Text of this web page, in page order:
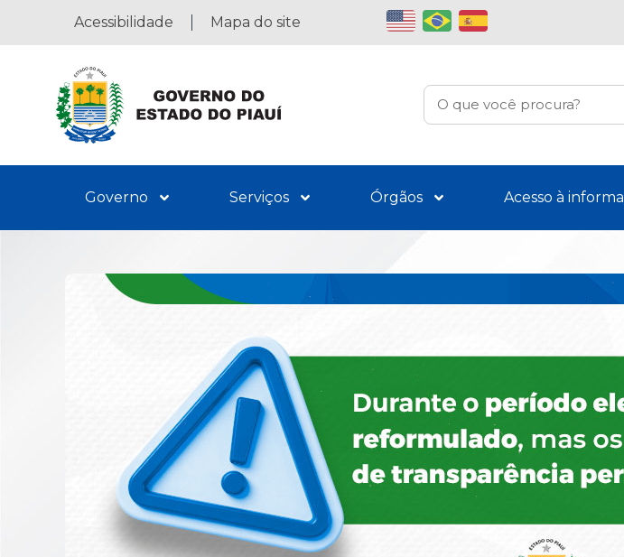
Acessibilidade Mapa do site
Governo Serviços Órgãos Acesso à